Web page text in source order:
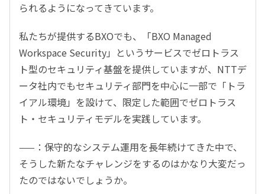
られるようになってきています。
私たちが提供するBXOでも、「BXO Managed
Workspace Security」というサービスでゼロトラス
ト型のセキュリティ基盤を提供していますが、NTTデ
ータ社内でもセキュリティ部門を中心に一部で「トラ
イアル環境」を設けて、限定した範囲でゼロトラス
ト・セキュリティモデルを実践しています。
——：保守的なシステム運用を長年続けてきた中で、
そうした新たなチャレンジをするのはかなり大変だっ
たのではないでしょうか。